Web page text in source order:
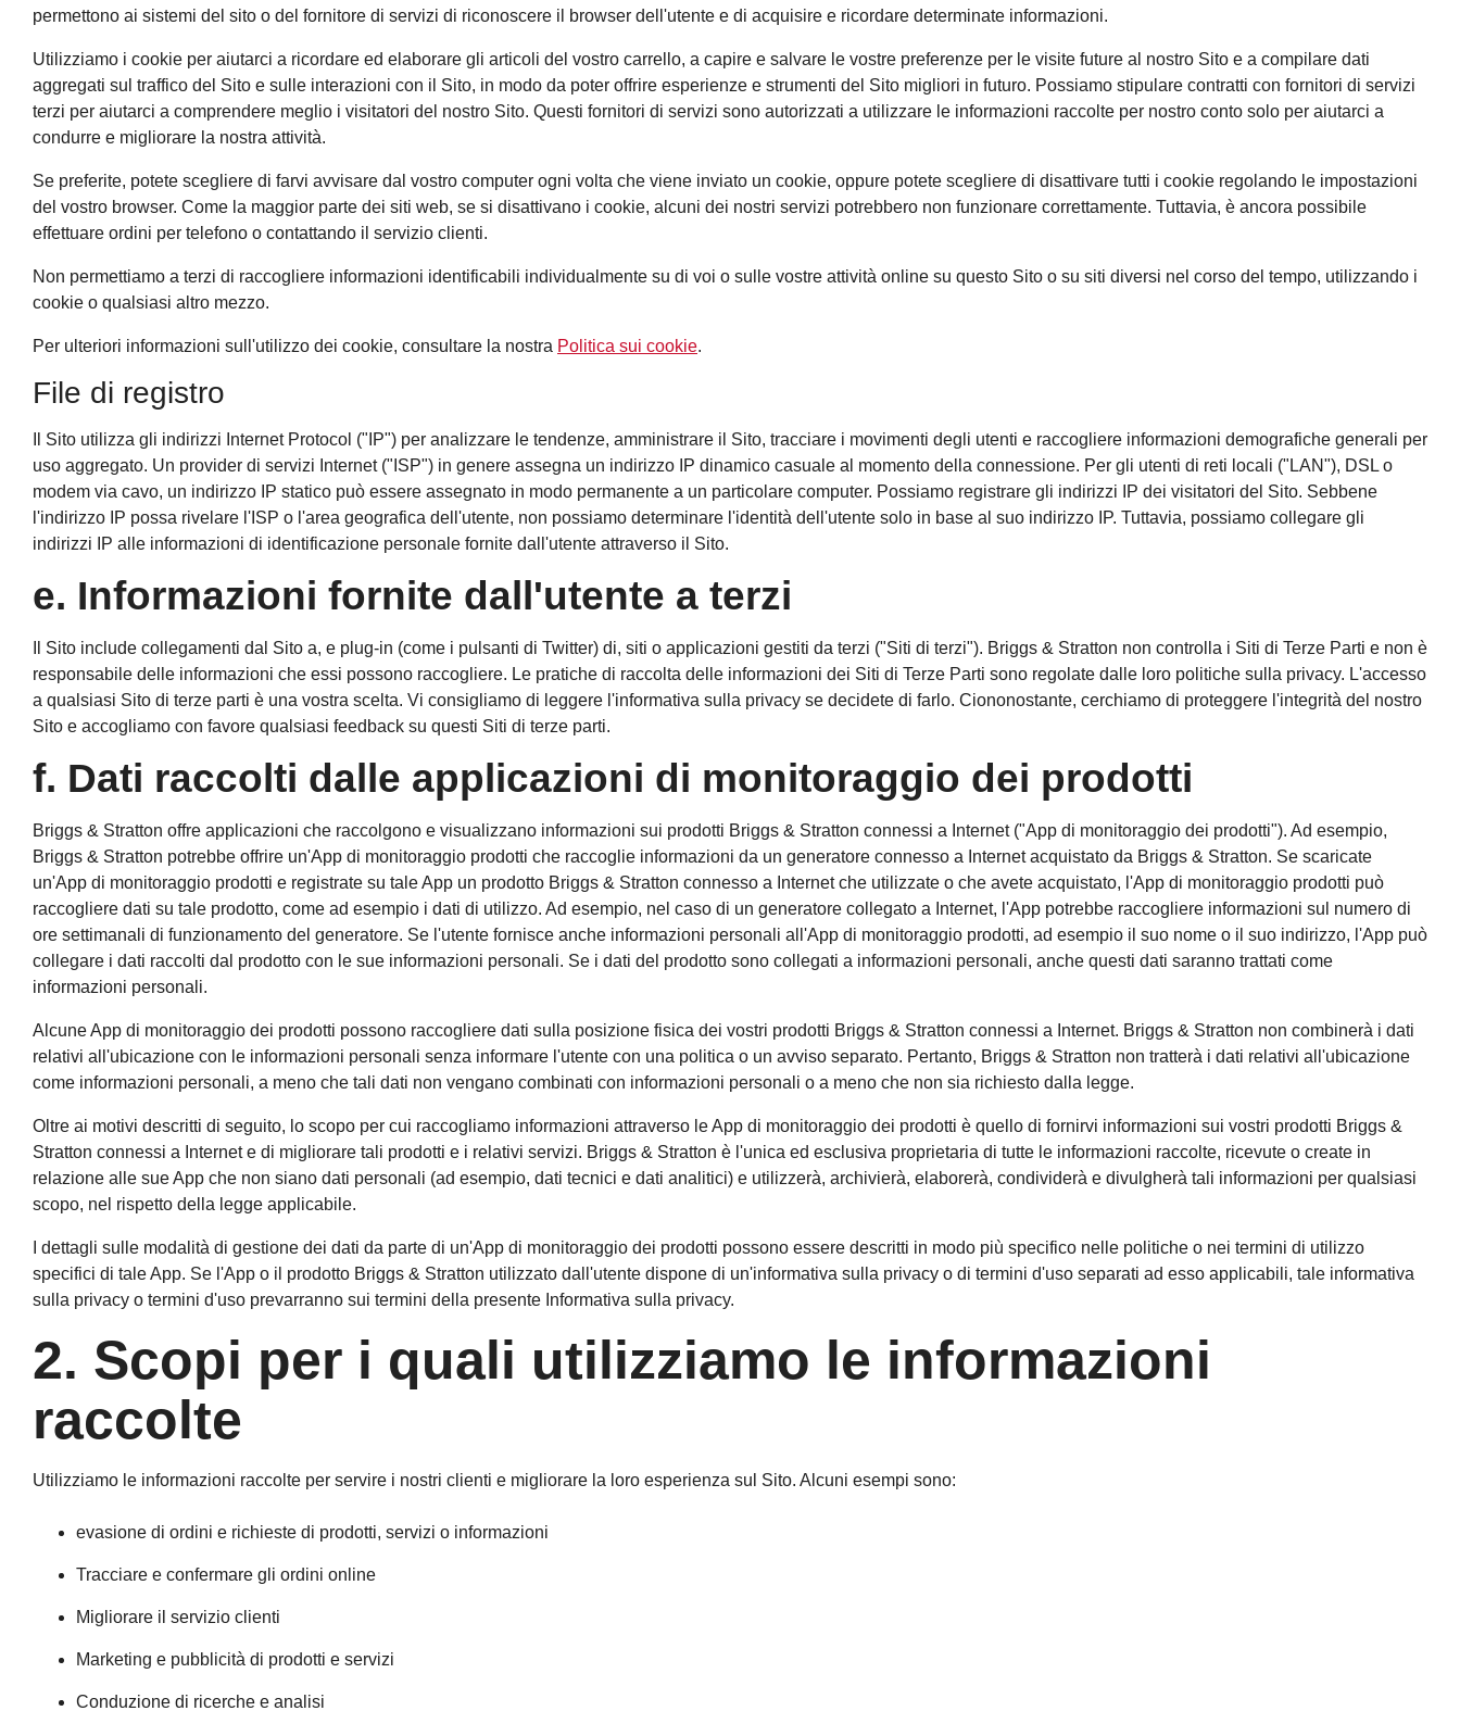
permettono ai sistemi del sito o del fornitore di servizi di riconoscere il browser dell'utente e di acquisire e ricordare determinate informazioni.
Utilizziamo i cookie per aiutarci a ricordare ed elaborare gli articoli del vostro carrello, a capire e salvare le vostre preferenze per le visite future al nostro Sito e a compilare dati
aggregati sul traffico del Sito e sulle interazioni con il Sito, in modo da poter offrire esperienze e strumenti del Sito migliori in futuro. Possiamo stipulare contratti con fornitori di servizi
terzi per aiutarci a comprendere meglio i visitatori del nostro Sito. Questi fornitori di servizi sono autorizzati a utilizzare le informazioni raccolte per nostro conto solo per aiutarci a
condurre e migliorare la nostra attività.
Se preferite, potete scegliere di farvi avvisare dal vostro computer ogni volta che viene inviato un cookie, oppure potete scegliere di disattivare tutti i cookie regolando le impostazioni
del vostro browser. Come la maggior parte dei siti web, se si disattivano i cookie, alcuni dei nostri servizi potrebbero non funzionare correttamente. Tuttavia, è ancora possibile
effettuare ordini per telefono o contattando il servizio clienti.
Non permettiamo a terzi di raccogliere informazioni identificabili individualmente su di voi o sulle vostre attività online su questo Sito o su siti diversi nel corso del tempo, utilizzando i
cookie o qualsiasi altro mezzo.
Per ulteriori informazioni sull'utilizzo dei cookie, consultare la nostra Politica sui cookie.
File di registro
Il Sito utilizza gli indirizzi Internet Protocol ("IP") per analizzare le tendenze, amministrare il Sito, tracciare i movimenti degli utenti e raccogliere informazioni demografiche generali per
uso aggregato. Un provider di servizi Internet ("ISP") in genere assegna un indirizzo IP dinamico casuale al momento della connessione. Per gli utenti di reti locali ("LAN"), DSL o
modem via cavo, un indirizzo IP statico può essere assegnato in modo permanente a un particolare computer. Possiamo registrare gli indirizzi IP dei visitatori del Sito. Sebbene
l'indirizzo IP possa rivelare l'ISP o l'area geografica dell'utente, non possiamo determinare l'identità dell'utente solo in base al suo indirizzo IP. Tuttavia, possiamo collegare gli
indirizzi IP alle informazioni di identificazione personale fornite dall'utente attraverso il Sito.
e. Informazioni fornite dall'utente a terzi
Il Sito include collegamenti dal Sito a, e plug-in (come i pulsanti di Twitter) di, siti o applicazioni gestiti da terzi ("Siti di terzi"). Briggs & Stratton non controlla i Siti di Terze Parti e non è
responsabile delle informazioni che essi possono raccogliere. Le pratiche di raccolta delle informazioni dei Siti di Terze Parti sono regolate dalle loro politiche sulla privacy. L'accesso
a qualsiasi Sito di terze parti è una vostra scelta. Vi consigliamo di leggere l'informativa sulla privacy se decidete di farlo. Ciononostante, cerchiamo di proteggere l'integrità del nostro
Sito e accogliamo con favore qualsiasi feedback su questi Siti di terze parti.
f. Dati raccolti dalle applicazioni di monitoraggio dei prodotti
Briggs & Stratton offre applicazioni che raccolgono e visualizzano informazioni sui prodotti Briggs & Stratton connessi a Internet ("App di monitoraggio dei prodotti"). Ad esempio,
Briggs & Stratton potrebbe offrire un'App di monitoraggio prodotti che raccoglie informazioni da un generatore connesso a Internet acquistato da Briggs & Stratton. Se scaricate
un'App di monitoraggio prodotti e registrate su tale App un prodotto Briggs & Stratton connesso a Internet che utilizzate o che avete acquistato, l'App di monitoraggio prodotti può
raccogliere dati su tale prodotto, come ad esempio i dati di utilizzo. Ad esempio, nel caso di un generatore collegato a Internet, l'App potrebbe raccogliere informazioni sul numero di
ore settimanali di funzionamento del generatore. Se l'utente fornisce anche informazioni personali all'App di monitoraggio prodotti, ad esempio il suo nome o il suo indirizzo, l'App può
collegare i dati raccolti dal prodotto con le sue informazioni personali. Se i dati del prodotto sono collegati a informazioni personali, anche questi dati saranno trattati come
informazioni personali.
Alcune App di monitoraggio dei prodotti possono raccogliere dati sulla posizione fisica dei vostri prodotti Briggs & Stratton connessi a Internet. Briggs & Stratton non combinerà i dati
relativi all'ubicazione con le informazioni personali senza informare l'utente con una politica o un avviso separato. Pertanto, Briggs & Stratton non tratterà i dati relativi all'ubicazione
come informazioni personali, a meno che tali dati non vengano combinati con informazioni personali o a meno che non sia richiesto dalla legge.
Oltre ai motivi descritti di seguito, lo scopo per cui raccogliamo informazioni attraverso le App di monitoraggio dei prodotti è quello di fornirvi informazioni sui vostri prodotti Briggs &
Stratton connessi a Internet e di migliorare tali prodotti e i relativi servizi. Briggs & Stratton è l'unica ed esclusiva proprietaria di tutte le informazioni raccolte, ricevute o create in
relazione alle sue App che non siano dati personali (ad esempio, dati tecnici e dati analitici) e utilizzerà, archivierà, elaborerà, condividerà e divulgherà tali informazioni per qualsiasi
scopo, nel rispetto della legge applicabile.
I dettagli sulle modalità di gestione dei dati da parte di un'App di monitoraggio dei prodotti possono essere descritti in modo più specifico nelle politiche o nei termini di utilizzo
specifici di tale App. Se l'App o il prodotto Briggs & Stratton utilizzato dall'utente dispone di un'informativa sulla privacy o di termini d'uso separati ad esso applicabili, tale informativa
sulla privacy o termini d'uso prevarranno sui termini della presente Informativa sulla privacy.
2. Scopi per i quali utilizziamo le informazioni
raccolte
Utilizziamo le informazioni raccolte per servire i nostri clienti e migliorare la loro esperienza sul Sito. Alcuni esempi sono:
evasione di ordini e richieste di prodotti, servizi o informazioni
Tracciare e confermare gli ordini online
Migliorare il servizio clienti
Marketing e pubblicità di prodotti e servizi
Conduzione di ricerche e analisi